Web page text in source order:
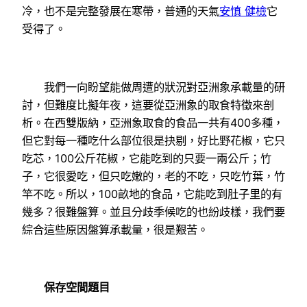
冷，也不是完整發展在寒帶，普通的天氣安慎 健檢它
受得了。
我們一向盼望能做周遭的狀況對亞洲象承載量的研
討，但難度比擬年夜，這要從亞洲象的取食特徵來剖
析。在西雙版納，亞洲象取食的食品一共有400多種，
但它對每一種吃什么部位很是抉剔，好比野花椒，它只
吃芯，100公斤花椒，它能吃到的只要一兩公斤；竹
子，它很愛吃，但只吃嫩的，老的不吃，只吃竹葉，竹
竿不吃。所以，100畝地的食品，它能吃到肚子里的有
幾多？很難盤算。並且分歧季候吃的也紛歧樣，我們要
綜合這些原因盤算承載量，很是艱苦。
保存空間題目